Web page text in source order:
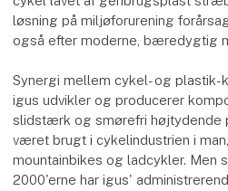
løsning på miljøforurening
også efter moderne, bæredygtig
Synergi mellem cykel- og plastik-
igus udvikler og producerer
slidstærk og smørefri højtydende
været brugt i cykelindustrien i
mountainbikes og ladcykler. Men
2000'erne har igus'